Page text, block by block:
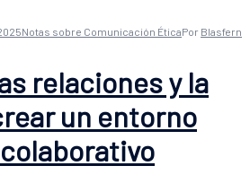
Notas sobre Comunicación ÉticaPor Blasfern
relaciones y la
un entorno